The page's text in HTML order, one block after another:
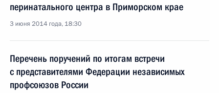
перинатального центра в Приморском крае
3 июня 2014 года, 18:30
Перечень поручений по итогам встречи
с представителями Федерации независимых
профсоюзов России